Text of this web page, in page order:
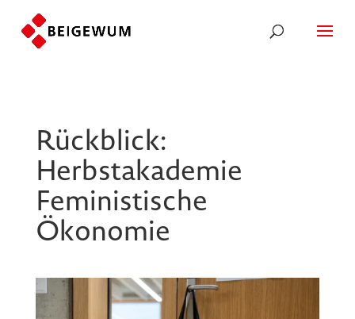
Rückblick:
Herbstakademie
Feministische
Ökonomie